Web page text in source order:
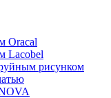
Oracal
Lacobel
рисунком